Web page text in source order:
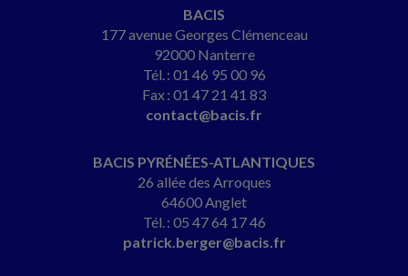
BACIS
177 avenue Georges Clémenceau
92000 Nanterre
Tél. : 01 46 95 00 96
Fax : 01 47 21 41 83
contact@bacis.fr
BACIS PYRÉNÉES-ATLANTIQUES
26 allée des Arroques
64600 Anglet
Tél. : 05 47 64 17 46
patrick.berger@bacis.fr